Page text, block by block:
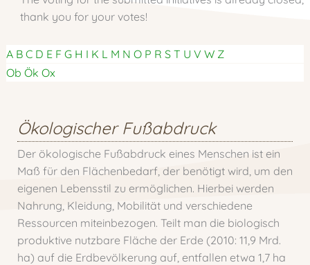
thank you for your votes!
A B C D E F G H I K L M N O P R S T U V W Z
Ob Ök Ox
Ökologischer Fußabdruck
Der ökologische Fußabdruck eines Menschen ist ein
Maß für den Flächenbedarf, der benötigt wird, um den
eigenen Lebensstil zu ermöglichen. Hierbei werden
Nahrung, Kleidung, Mobilität und verschiedene
Ressourcen miteinbezogen. Teilt man die biologisch
produktive nutzbare Fläche der Erde (2010: 11,9 Mrd.
ha) auf die Erdbevölkerung auf, entfallen etwa 1,7 ha